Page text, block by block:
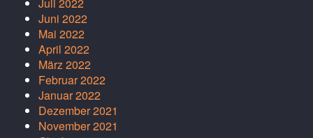
Juli 2022
Juni 2022
Mai 2022
April 2022
März 2022
Februar 2022
Januar 2022
Dezember 2021
November 2021